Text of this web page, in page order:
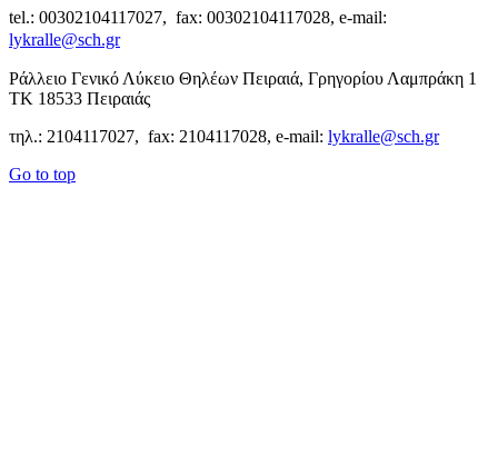
tel.: 00302104117027, fax: 00302104117028, e-mail:
lykralle@sch.gr
Ράλλειο Γενικό Λύκειο Θηλέων Πειραιά, Γρηγορίου Λαμπράκη 1
ΤΚ 18533 Πειραιάς
τηλ.: 2104117027, fax: 2104117028, e-mail: lykralle@sch.gr
Go to top